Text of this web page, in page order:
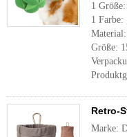
1
1 Farbe:
Größe:
Retro-
Marke: